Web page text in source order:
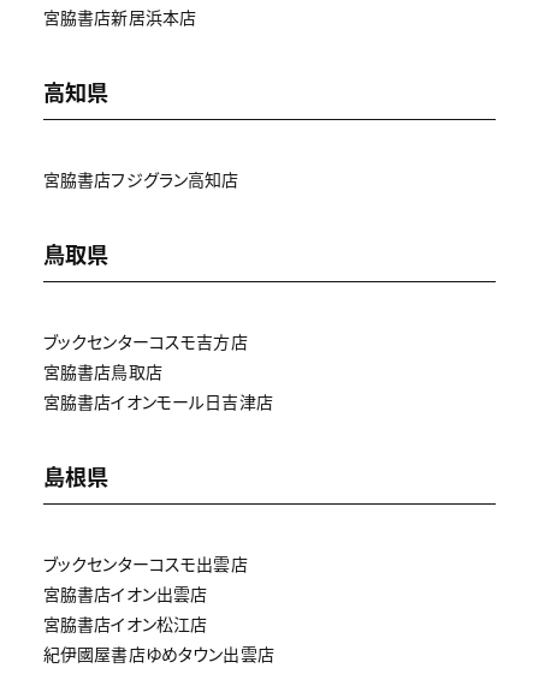
宮脇書店新居浜本店
高知県
宮脇書店フジグラン高知店
鳥取県
ブックセンターコスモ吉方店
宮脇書店鳥取店
宮脇書店イオンモール日吉津店
島根県
ブックセンターコスモ出雲店
宮脇書店イオン出雲店
宮脇書店イオン松江店
紀伊國屋書店ゆめタウン出雲店